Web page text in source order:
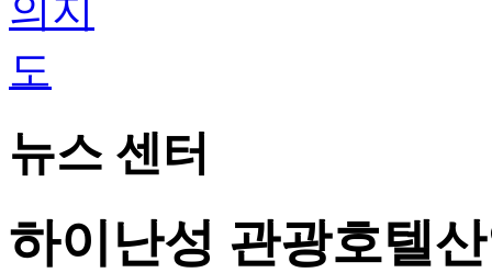
뉴스 센터
하이난성 관광호텔